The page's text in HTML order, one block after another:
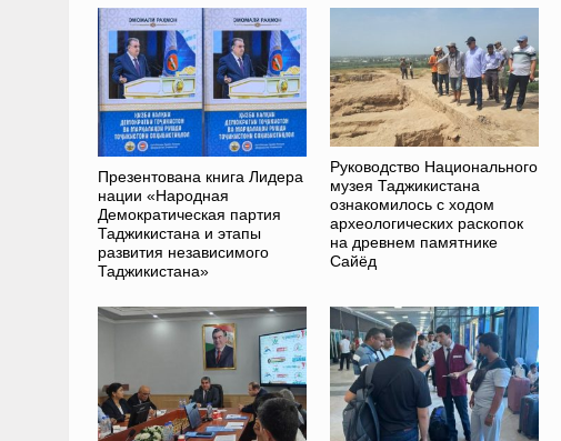
Презентована книга Лидера
нации «Народная
Демократическая партия
Таджикистана и этапы
развития независимого
Таджикистана»
Руководство Национального
музея Таджикистана
ознакомилось с ходом
археологических раскопок
на древнем памятнике
Сайёд